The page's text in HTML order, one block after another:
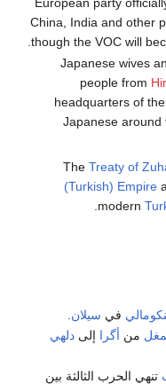
European party
China, India and other
though the VOC will
Japanese wives
people from
headquarters of
Japanese around
The Treaty of
(Turkish) Empire
modern
في سيلان
من أگرا إلىدلهي
تنهي الحرب الثالثة بين